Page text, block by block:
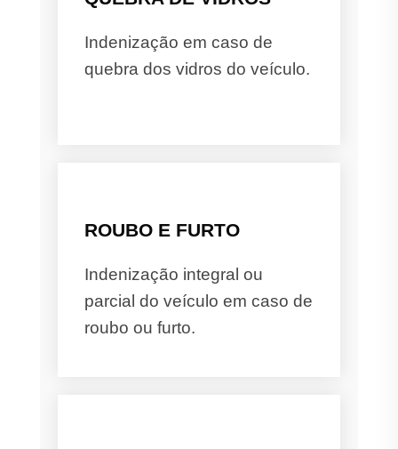
Indenização em caso de
quebra dos vidros do veículo.
ROUBO E FURTO
Indenização integral ou
parcial do veículo em caso de
roubo ou furto.